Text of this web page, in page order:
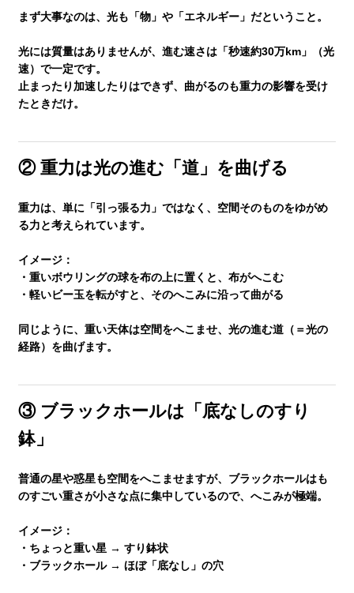
生徒さんの塾∞練体験インタビュー
生徒さん・親御様のアンケート
合格実績
塾長ブログ
求人情報
まず大事なのは、光も「物」や「エネルギー」だということ。
光には質量はありませんが、進む速さは「秒速約30万km」（光
速）で一定です。
止まったり加速したりはできず、曲がるのも重力の影響を受け
たときだけ。
② 重力は光の進む「道」を曲げる
重力は、単に「引っ張る力」ではなく、 空間そのものをゆがめ
る力と考えられています。
イメージ：
・重いボウリングの球を布の上に置くと、布がへこむ
・軽いビー玉を転がすと、そのへこみに沿って曲がる
同じように、重い天体は空間をへこませ、光の進む道（＝光の
経路）を曲げます。
③ ブラックホールは「底なしのすり
鉢」
普通の星や惑星も空間をへこませますが、ブラックホールはも
のすごい重さが小さな点に集中 しているので、へこみが極端。
イメージ：
・ちょっと重い星 → すり鉢状
・ブラックホール → ほぼ「底なし」の穴